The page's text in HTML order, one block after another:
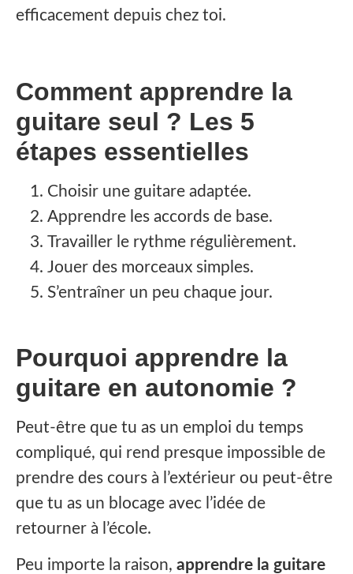
efficacement depuis chez toi.
‍Comment apprendre la
guitare seul ? Les 5
étapes essentielles
Choisir une guitare adaptée.
Apprendre les accords de base.
Travailler le rythme régulièrement.
Jouer des morceaux simples.
S’entraîner un peu chaque jour.
Pourquoi apprendre la
guitare en autonomie ?
Peut-être que tu as un emploi du temps
compliqué, qui rend presque impossible de
prendre des cours à l’extérieur ou peut-être
que tu as un blocage avec l’idée de
retourner à l’école.
Peu importe la raison, apprendre la guitare